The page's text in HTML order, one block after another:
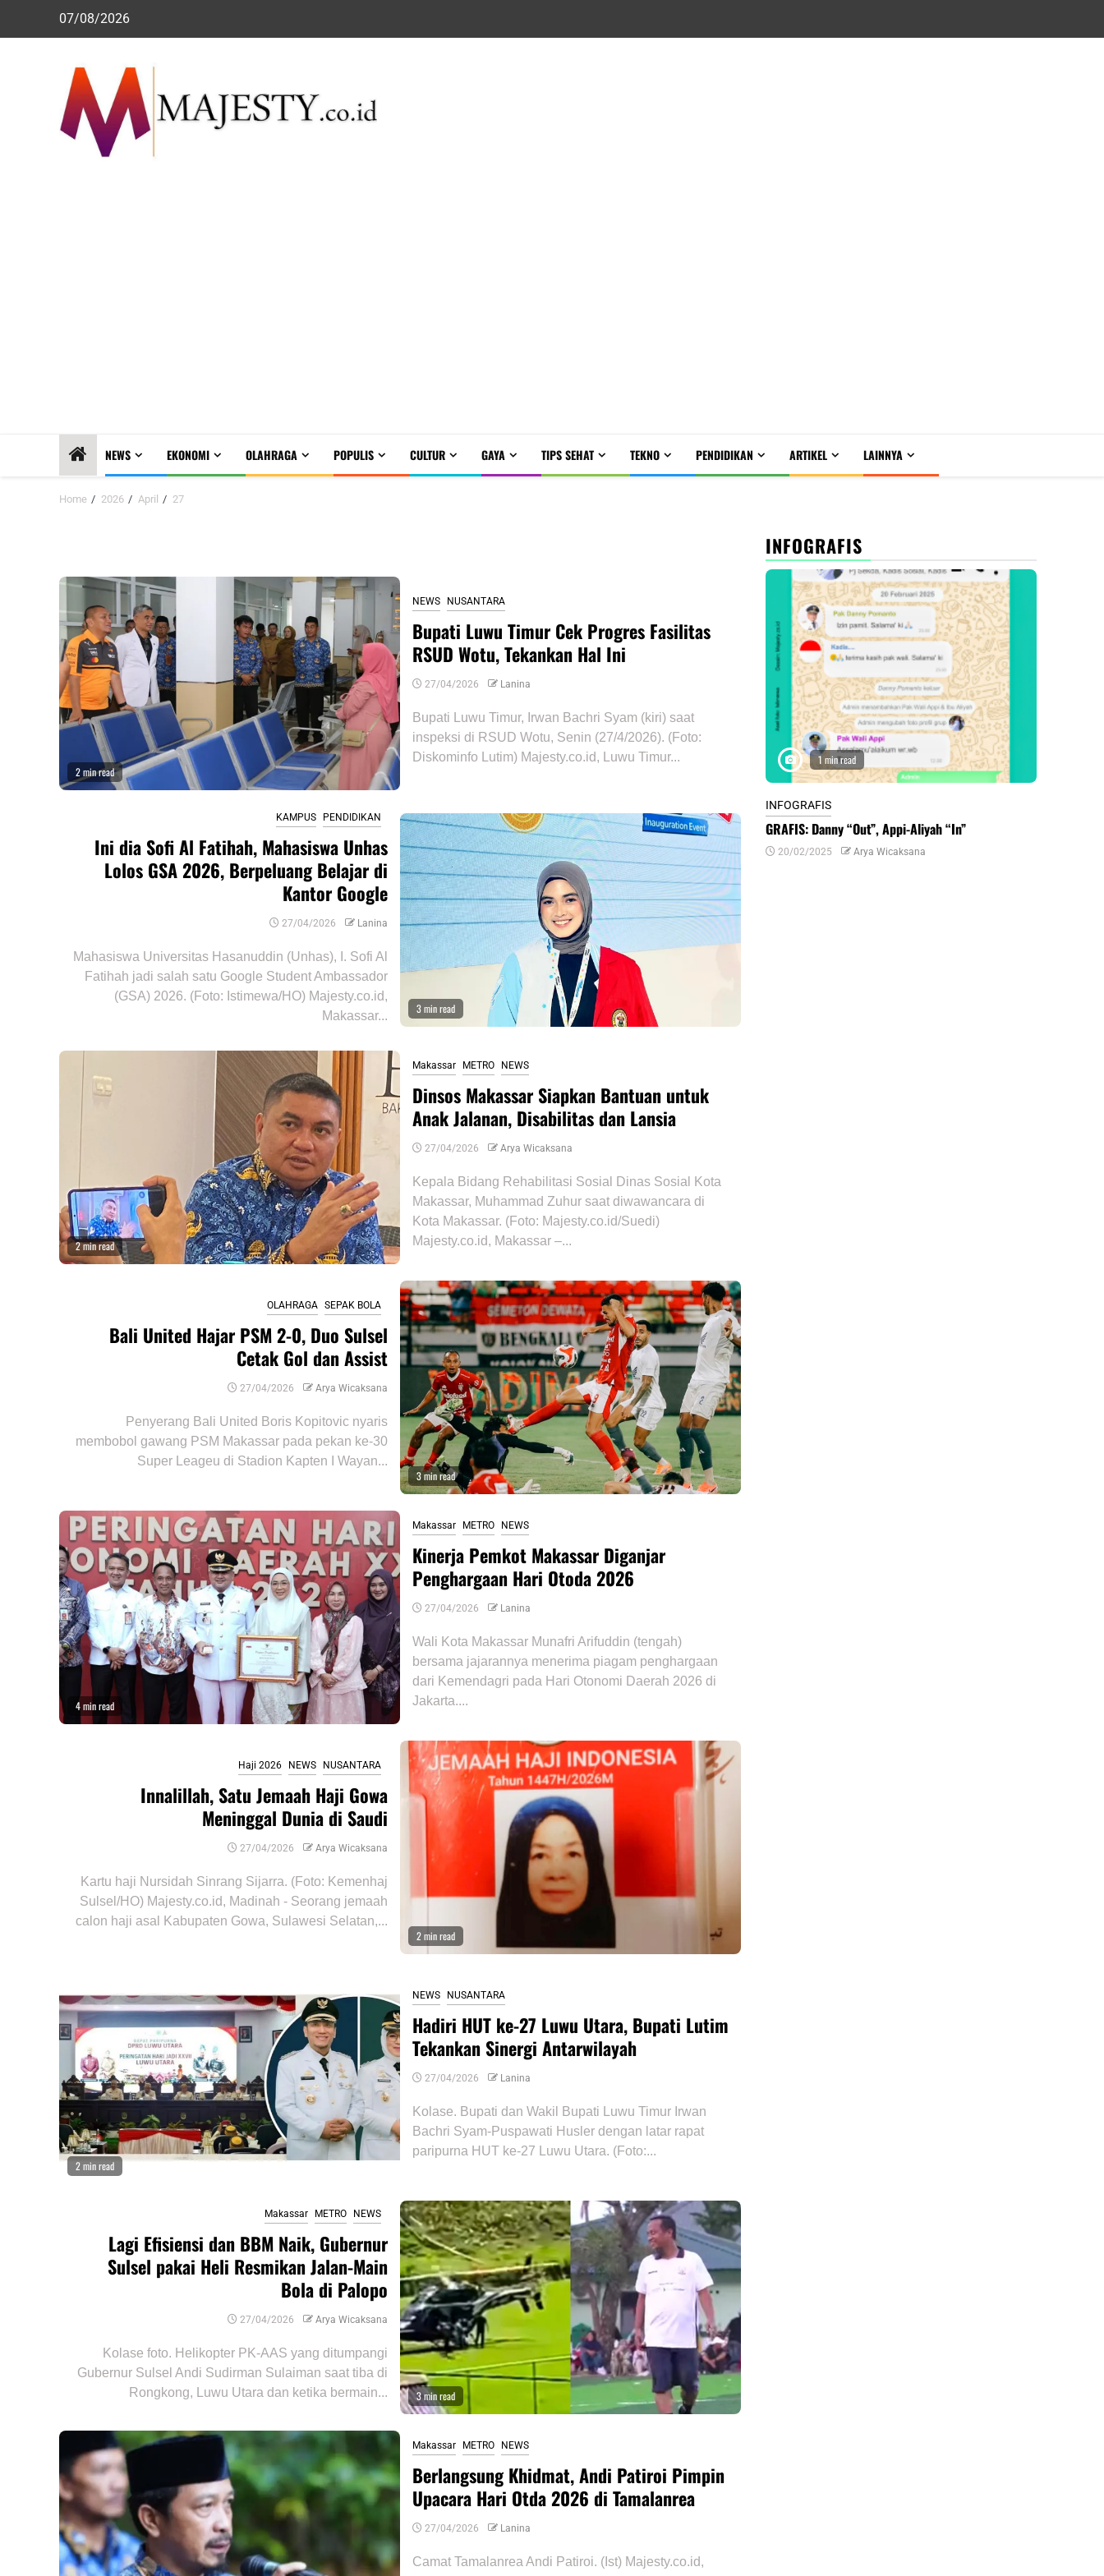
07/08/2026
NEWS EKONOMI OLAHRAGA POPULIS CULTUR GAYA TIPS SEHAT TEKNO PENDIDIKAN ARTIKEL LAINNYA
Home 2026 April 27
2 min read
NEWS NUSANTARA
Bupati Luwu Timur Cek Progres Fasilitas
RSUD Wotu, Tekankan Hal Ini
27/04/2026 Lanina
Bupati Luwu Timur, Irwan Bachri Syam (kiri) saat
inspeksi di RSUD Wotu, Senin (27/4/2026). (Foto:
Diskominfo Lutim) Majesty.co.id, Luwu Timur...
3 min read
KAMPUS PENDIDIKAN
Ini dia Sofi Al Fatihah, Mahasiswa Unhas
Lolos GSA 2026, Berpeluang Belajar di
Kantor Google
27/04/2026 Lanina
Mahasiswa Universitas Hasanuddin (Unhas), I. Sofi Al
Fatihah jadi salah satu Google Student Ambassador
(GSA) 2026. (Foto: Istimewa/HO) Majesty.co.id,
Makassar...
2 min read
Makassar METRO NEWS
Dinsos Makassar Siapkan Bantuan untuk
Anak Jalanan, Disabilitas dan Lansia
27/04/2026 Arya Wicaksana
Kepala Bidang Rehabilitasi Sosial Dinas Sosial Kota
Makassar, Muhammad Zuhur saat diwawancara di
Kota Makassar. (Foto: Majesty.co.id/Suedi)
Majesty.co.id, Makassar –...
3 min read
OLAHRAGA SEPAK BOLA
Bali United Hajar PSM 2-0, Duo Sulsel
Cetak Gol dan Assist
27/04/2026 Arya Wicaksana
Penyerang Bali United Boris Kopitovic nyaris
membobol gawang PSM Makassar pada pekan ke-30
Super Leageu di Stadion Kapten I Wayan...
4 min read
Makassar METRO NEWS
Kinerja Pemkot Makassar Diganjar
Penghargaan Hari Otoda 2026
27/04/2026 Lanina
Wali Kota Makassar Munafri Arifuddin (tengah)
bersama jajarannya menerima piagam penghargaan
dari Kemendagri pada Hari Otonomi Daerah 2026 di
Jakarta....
2 min read
Haji 2026 NEWS NUSANTARA
Innalillah, Satu Jemaah Haji Gowa
Meninggal Dunia di Saudi
27/04/2026 Arya Wicaksana
Kartu haji Nursidah Sinrang Sijarra. (Foto: Kemenhaj
Sulsel/HO) Majesty.co.id, Madinah - Seorang jemaah
calon haji asal Kabupaten Gowa, Sulawesi Selatan,...
2 min read
NEWS NUSANTARA
Hadiri HUT ke-27 Luwu Utara, Bupati Lutim
Tekankan Sinergi Antarwilayah
27/04/2026 Lanina
Kolase. Bupati dan Wakil Bupati Luwu Timur Irwan
Bachri Syam-Puspawati Husler dengan latar rapat
paripurna HUT ke-27 Luwu Utara. (Foto:...
3 min read
Makassar METRO NEWS
Lagi Efisiensi dan BBM Naik, Gubernur
Sulsel pakai Heli Resmikan Jalan-Main
Bola di Palopo
27/04/2026 Arya Wicaksana
Kolase foto. Helikopter PK-AAS yang ditumpangi
Gubernur Sulsel Andi Sudirman Sulaiman saat tiba di
Rongkong, Luwu Utara dan ketika bermain...
Makassar METRO NEWS
Berlangsung Khidmat, Andi Patiroi Pimpin
Upacara Hari Otda 2026 di Tamalanrea
27/04/2026 Lanina
Camat Tamalanrea Andi Patiroi. (Ist) Majesty.co.id,
INFOGRAFIS
1 min read
INFOGRAFIS
GRAFIS: Danny “Out”, Appi-Aliyah “In”
20/02/2025 Arya Wicaksana